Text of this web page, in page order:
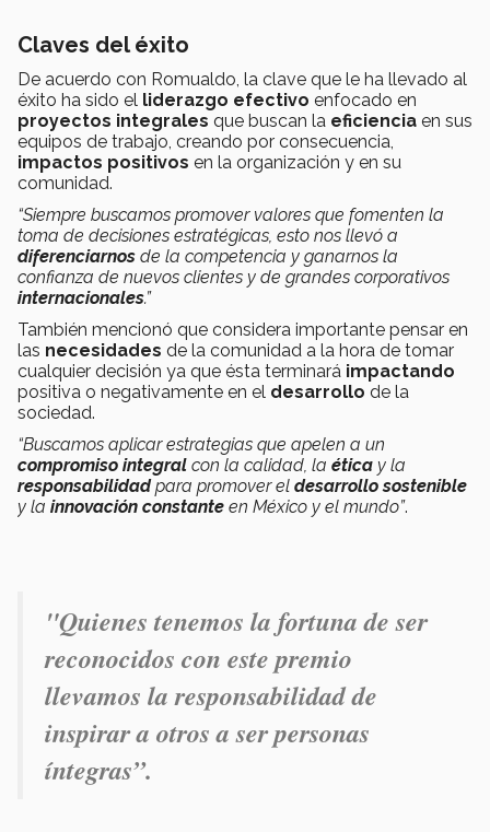
Claves del éxito
De acuerdo con Romualdo, la clave que le ha llevado al
éxito ha sido el liderazgo efectivo enfocado en
proyectos integrales que buscan la eficiencia en sus
equipos de trabajo, creando por consecuencia,
impactos positivos en la organización y en su
comunidad.
“Siempre buscamos promover valores que fomenten la
toma de decisiones estratégicas, esto nos llevó a
diferenciarnos de la competencia y ganarnos la
confianza de nuevos clientes y de grandes corporativos
internacionales.”
También mencionó que considera importante pensar en
las necesidades de la comunidad a la hora de tomar
cualquier decisión ya que ésta terminará impactando
positiva o negativamente en el desarrollo de la
sociedad.
“Buscamos aplicar estrategias que apelen a un
compromiso integral con la calidad, la ética y la
responsabilidadpara promover el desarrollo sostenible
y la innovación constante en México y el mundo”.
"Quienes tenemos la fortuna de ser
reconocidos con este premio
llevamos la responsabilidad de
inspirar a otros a ser personas
íntegras”.